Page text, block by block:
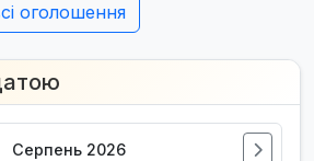
оголошення
Серпень 2026